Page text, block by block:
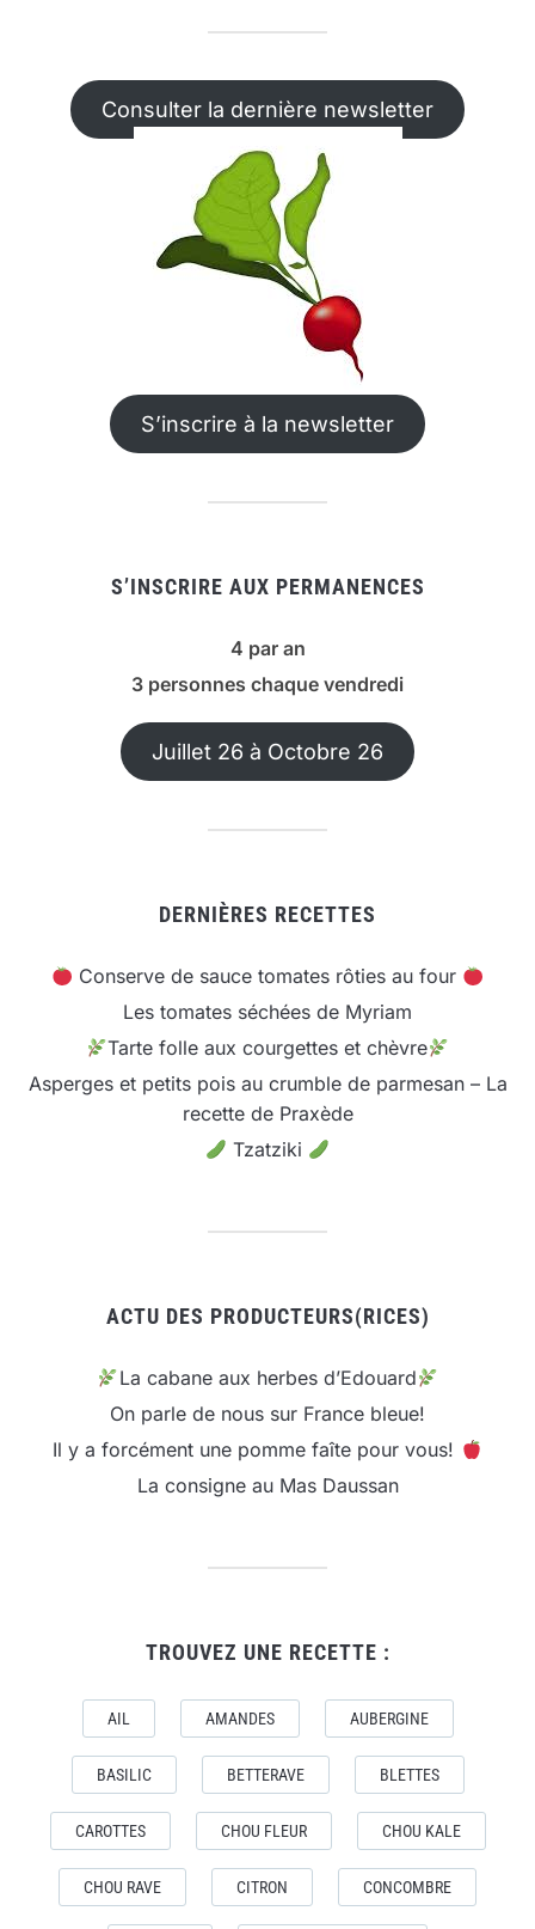
Consulter la dernière newsletter
S’inscrire à la newsletter
S’INSCRIRE AUX PERMANENCES
4 par an
3 personnes chaque vendredi
Juillet 26 à Octobre 26
DERNIÈRES RECETTES
Conserve de sauce tomates rôties au four
Les tomates séchées de Myriam
Tarte folle aux courgettes et chèvre
Asperges et petits pois au crumble de parmesan – La
recette de Praxède
Tzatziki
ACTU DES PRODUCTEURS(RICES)
La cabane aux herbes d’Edouard
On parle de nous sur France bleue!
Il y a forcément une pomme faîte pour vous!
La consigne au Mas Daussan
TROUVEZ UNE RECETTE :
AIL AMANDES AUBERGINE
BASILIC BETTERAVE BLETTES
CAROTTES CHOU FLEUR CHOU KALE
CHOU RAVE CITRON CONCOMBRE